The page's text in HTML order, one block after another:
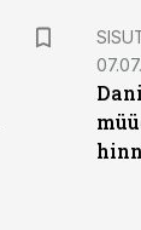
ST